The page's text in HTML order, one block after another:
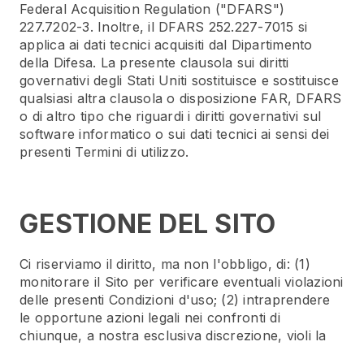
Federal Acquisition Regulation ("DFARS")
227.7202-3. Inoltre, il DFARS 252.227-7015 si
applica ai dati tecnici acquisiti dal Dipartimento
della Difesa. La presente clausola sui diritti
governativi degli Stati Uniti sostituisce e sostituisce
qualsiasi altra clausola o disposizione FAR, DFARS
o di altro tipo che riguardi i diritti governativi sul
software informatico o sui dati tecnici ai sensi dei
presenti Termini di utilizzo.
GESTIONE DEL SITO
Ci riserviamo il diritto, ma non l'obbligo, di: (1)
monitorare il Sito per verificare eventuali violazioni
delle presenti Condizioni d'uso; (2) intraprendere
le opportune azioni legali nei confronti di
chiunque, a nostra esclusiva discrezione, violi la